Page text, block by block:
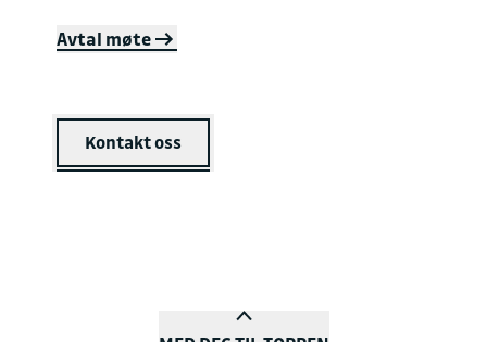
Avtal møte
Kontakt oss